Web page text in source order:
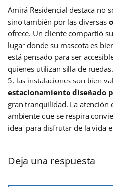
Amirá Residencial destaca no
sino también por las diversas
ofrece. Un cliente compartió
lugar donde su mascota es
está pensado para ser
quienes utilizan silla de
5, las instalaciones son bien
estacionamiento diseñado
gran tranquilidad. La atención
ambiente que se respira
ideal para disfrutar de la vida
Deja una respuesta